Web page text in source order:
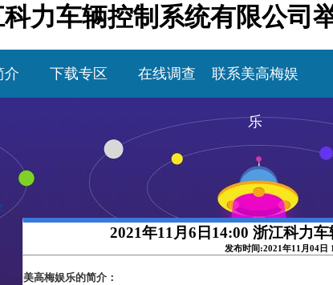
科力车辆控制系统有限公司
介 下载专区 在线调查 联系美高梅娱
乐
2021年11月6日14:00 浙江科力
发布时间:2021年11月04
美高梅娱乐的简介：